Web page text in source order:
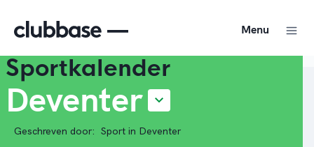
Menu
Sportkalender
Deventer
Geschreven door: Sport in Deventer